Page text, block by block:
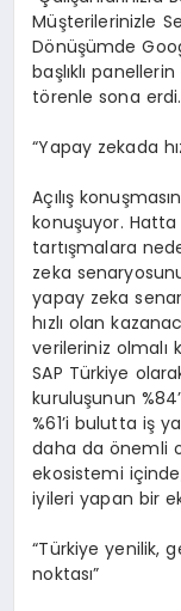
Müşterilerinizle
Dönüşümde
başlıklı
törenle sona erdi.
“Yapay zekada
Açılış
konuşuyor.
tartışmalara
zeka
yapay zeka
hızlı olan
verileriniz olmalı
SAP Türkiye
kuruluşunun
%61’i bulutta iş
daha da önemli
ekosistemi
iyileri yapan bir
“Türkiye yenilik,
noktası”